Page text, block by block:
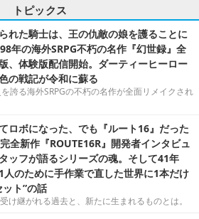
トピックス
れた騎士は、王の仇敵の娘を護ることに
年の海外SRPG不朽の名作『幻世録』全
、体験版配信開始。ダーティーヒーロー
の戦記が令和に蘇る
誇る海外SRPGの不朽の名作が全面リメイクされ
ロボになった、でも『ルート16』だった
全新作『ROUTE16R』開発者インタビュ
ッフが語るシリーズの魂。そして41年
人のために手作業で直した世界に1本だけ
ト”の話
け継がれる過去と、新たに生まれるものとは。